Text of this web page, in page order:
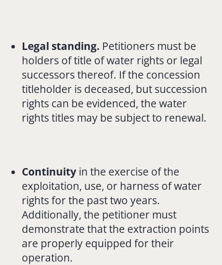
Legal standing. Petitioners must be
holders of title of water rights or legal
successors thereof. If the concession
titleholder is deceased, but succession
rights can be evidenced, the water
rights titles may be subject to renewal.
Continuity in the exercise of the
exploitation, use, or harness of water
rights for the past two years.
Additionally, the petitioner must
demonstrate that the extraction points
are properly equipped for their
operation.